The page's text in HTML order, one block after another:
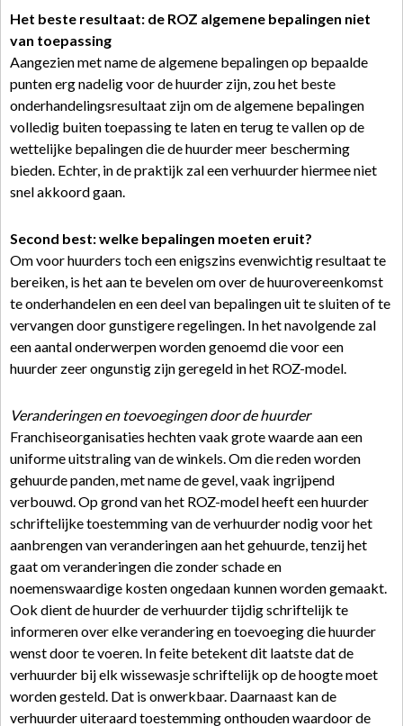
Het beste resultaat: de ROZ algemene bepalingen niet
van toepassing
Aangezien met name de algemene bepalingen op bepaalde
punten erg nadelig voor de huurder zijn, zou het beste
onderhandelingsresultaat zijn om de algemene bepalingen
volledig buiten toepassing te laten en terug te vallen op de
wettelijke bepalingen die de huurder meer bescherming
bieden. Echter, in de praktijk zal een verhuurder hiermee niet
snel akkoord gaan.
Second best: welke bepalingen moeten eruit?
Om voor huurders toch een enigszins evenwichtig resultaat te
bereiken, is het aan te bevelen om over de huurovereenkomst
te onderhandelen en een deel van bepalingen uit te sluiten of te
vervangen door gunstigere regelingen. In het navolgende zal
een aantal onderwerpen worden genoemd die voor een
huurder zeer ongunstig zijn geregeld in het ROZ-model.
Veranderingen en toevoegingen door de huurder
Franchiseorganisaties hechten vaak grote waarde aan een
uniforme uitstraling van de winkels. Om die reden worden
gehuurde panden, met name de gevel, vaak ingrijpend
verbouwd. Op grond van het ROZ-model heeft een huurder
schriftelijke toestemming van de verhuurder nodig voor het
aanbrengen van veranderingen aan het gehuurde, tenzij het
gaat om veranderingen die zonder schade en
noemenswaardige kosten ongedaan kunnen worden gemaakt.
Ook dient de huurder de verhuurder tijdig schriftelijk te
informeren over elke verandering en toevoeging die huurder
wenst door te voeren. In feite betekent dit laatste dat de
verhuurder bij elk wissewasje schriftelijk op de hoogte moet
worden gesteld. Dat is onwerkbaar. Daarnaast kan de
verhuurder uiteraard toestemming onthouden waardoor de